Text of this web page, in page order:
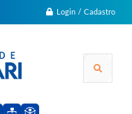
Login / Cadastro